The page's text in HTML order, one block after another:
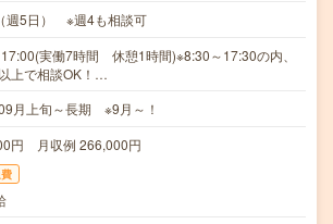
週5日） ※週4も相談可
実働7時間 休憩1時間)※8:30～17:30の内、
上で相談OK！…
月上旬～長期 ※9月～！
円 月収例 266,000円